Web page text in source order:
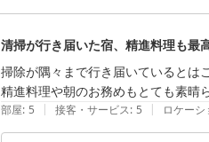
清掃が行き届いた宿、精進料理も最
掃除が隅々まで行き届いているとは
部屋: 5 | 接客・サービス: 5 | ロケーシ